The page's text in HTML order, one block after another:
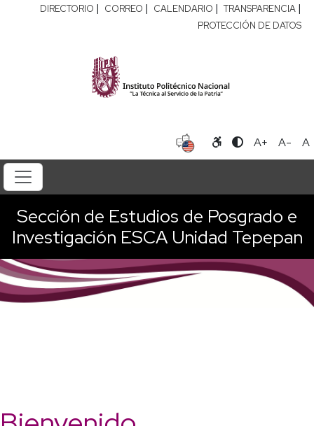
DIRECTORIO | CORREO | CALENDARIO | TRANSPARENCIA |
PROTECCIÓN DE DATOS
A+ A- A
Sección de Estudios de Posgrado e
Investigación ESCA Unidad Tepepan